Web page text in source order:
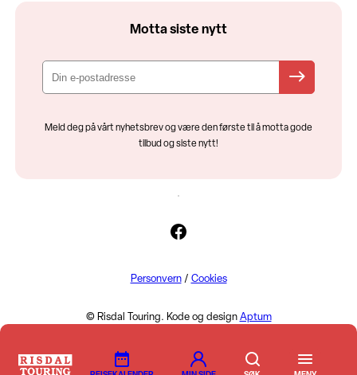
Motta siste nytt
Meld deg på vårt nyhetsbrev og være den første til å motta gode
tilbud og siste nytt!
Facebook
Personvern/ Cookies
© Risdal Touring. Kode og design Aptum